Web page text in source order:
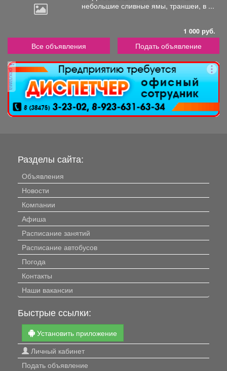
небольшие сливные ямы, траншеи, в ...
1 000 руб.
Все объявления Подать объявление
реклама
Разделы сайта:
Объявления
Новости
Компании
Афиша
Расписание занятий
Расписание автобусов
Погода
Контакты
Наши вакансии
Быстрые ссылки:
Установить приложение
Личный кабинет
Подать объявление